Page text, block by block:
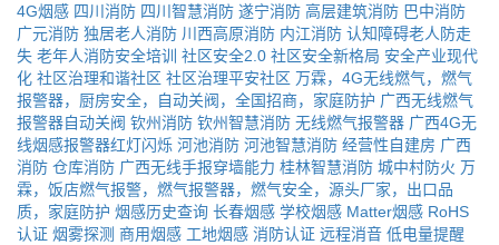
4G烟感 四川消防 四川智慧消防 遂宁消防 高层建筑消防 巴中消防
广元消防 独居老人消防 川西高原消防 内江消防 认知障碍老人防走
失 老年人消防安全培训 社区安全2.0 社区安全新格局 安全产业现代
化 社区治理和谐社区 社区治理平安社区 万霖，4G无线燃气，燃气
报警器，厨房安全，自动关阀，全国招商，家庭防护 广西无线燃气
报警器自动关阀 钦州消防 钦州智慧消防 无线燃气报警器 广西4G无
线烟感报警器红灯闪烁 河池消防 河池智慧消防 经营性自建房 广西
消防 仓库消防 广西无线手报穿墙能力 桂林智慧消防 城中村防火 万
霖，饭店燃气报警，燃气报警器，燃气安全，源头厂家，出口品
质，家庭防护 烟感历史查询 长春烟感 学校烟感 Matter烟感 RoHS
认证 烟雾探测 商用烟感 工地烟感 消防认证 远程消音 低电量提醒